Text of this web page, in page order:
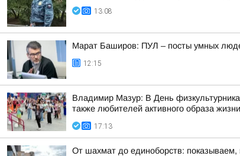
13:08
Марат Баширов: ПУЛ – посты умных
12:15
Владимир Мазур: В День
также любителей активного образа
17:13
От шахмат до единоборств: показываем,